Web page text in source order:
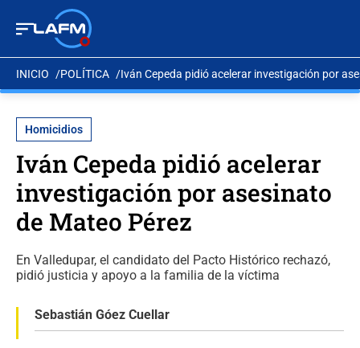
INICIO POLÍTICA Iván Cepeda pidió acelerar investigación por
Homicidios
Iván Cepeda pidió acelerar
investigación por asesinato
de Mateo Pérez
En Valledupar, el candidato del Pacto Histórico rechazó,
pidió justicia y apoyo a la familia de la víctima
Sebastián Góez Cuellar